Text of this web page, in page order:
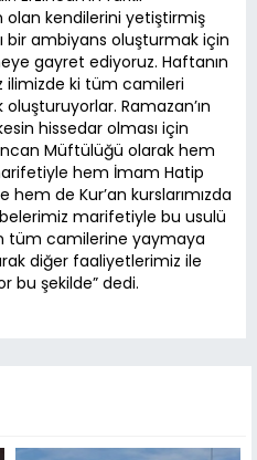
olan kendilerini yetiştirmiş
bir ambiyans oluşturmak için
gayret ediyoruz. Haftanın
ilimizde ki tüm camileri
Ramazan’ın
hissedar olması için
Müftülüğü olarak hem
hem İmam Hatip
de Kur’an kurslarımızda
marifetiyle bu usulü
tüm camilerine yaymaya
diğer faaliyetlerimiz ile
bu şekilde” dedi.